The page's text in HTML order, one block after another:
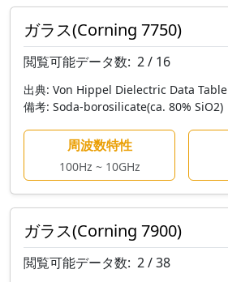
ガラス(Corning 7750)
閲覧可能データ数: 2 / 16
出典: Von Hippel Dielectric Data Table
備考: Soda-borosilicate(ca. 80% SiO2)
周波数特性
100Hz ~ 10GHz
ガラス(Corning 7900)
閲覧可能データ数: 2 / 38